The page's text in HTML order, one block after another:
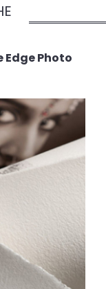
Edge Photo